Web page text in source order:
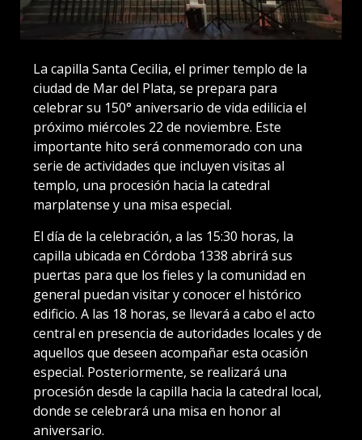
La capilla Santa Cecilia, el primer templo de la
ciudad de Mar del Plata, se prepara para
celebrar su 150° aniversario de vida edilicia el
próximo miércoles 22 de noviembre. Este
importante hito será conmemorado con una
serie de actividades que incluyen visitas al
templo, una procesión hacia la catedral
marplatense y una misa especial.
El día de la celebración, a las 15:30 horas, la
capilla ubicada en Córdoba 1338 abrirá sus
puertas para que los fieles y la comunidad en
general puedan visitar y conocer el histórico
edificio. A las 18 horas, se llevará a cabo el acto
central en presencia de autoridades locales y de
aquellos que deseen acompañar esta ocasión
especial. Posteriormente, se realizará una
procesión desde la capilla hacia la catedral local,
donde se celebrará una misa en honor al
aniversario.